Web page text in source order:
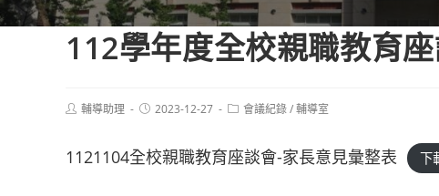
112學年度全校親職教育
Post輔導助理
Post2023-12-27
Post會議紀錄/輔導室
1121104全校親職教育座談會-家長意見彙整表 下